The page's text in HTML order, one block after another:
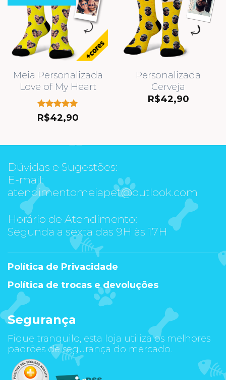
Meia Personalizada
Love of My Heart
Avaliação
5.00
de 5
R$42,90
Personalizada
Cerveja
R$42,90
Dúvidas e Sugestões:
E-mail:
atendimentomeiapet@outlook.com
Horário de Atendimento:
Segunda a sexta das 9H às 17H
Política de Privacidade
Política de trocas e devoluções
Segurança
Fique tranquilo, esta loja utiliza os melhores
padrões de segurança do mercado.